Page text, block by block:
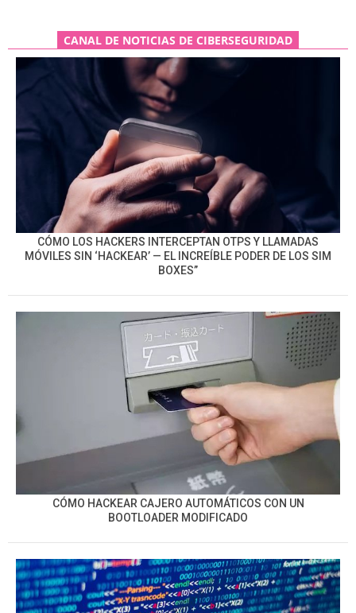
CANAL DE NOTICIAS DE CIBERSEGURIDAD
CÓMO LOS HACKERS INTERCEPTAN OTPS Y LLAMADAS
MÓVILES SIN ‘HACKEAR’ — EL INCREÍBLE PODER DE LOS SIM
BOXES”
CÓMO HACKEAR CAJERO AUTOMÁTICOS CON UN
BOOTLOADER MODIFICADO